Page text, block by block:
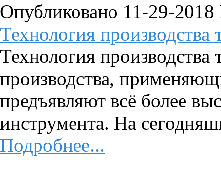
Опубликовано 11-29-2018
Технология производства
Технология
производства,
предъявляют всё более
инструмента. На
Подробнее...